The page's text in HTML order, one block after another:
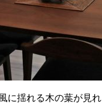
に揺れる木の葉が見れ